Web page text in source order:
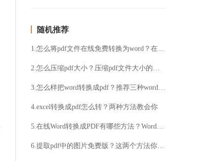
随机推荐
1.怎么将pdf文件在线免费转换为word？在线免费pdf转word格式的方法
2.怎么压缩pdf大小？压缩pdf文件大小的方法
3.怎么样把word转换成pdf？推荐三种word转pdf的简单方法
4.excel转换成pdf怎么转？两种方法教会你
5.在线Word转换成PDF有哪些方法？Word在线转PDF的方法推荐
6.提取pdf中的图片免费版？这两个方法你必须知道